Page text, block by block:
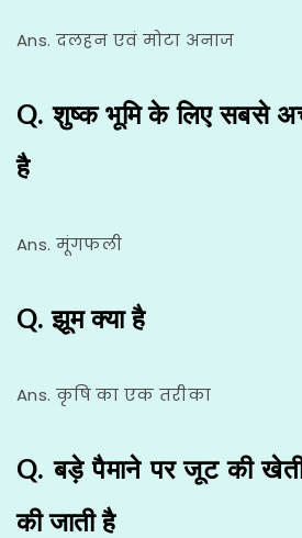
Ans. दलहन एवं मोटा अनाज
Q. शुष्क भूमि के लिए सबसे
है
Ans. मूंगफली
Q. झूम क्या है
Ans. कृषि का एक तरीका
Q. बड़े पैमाने पर जूट की
की जाती है